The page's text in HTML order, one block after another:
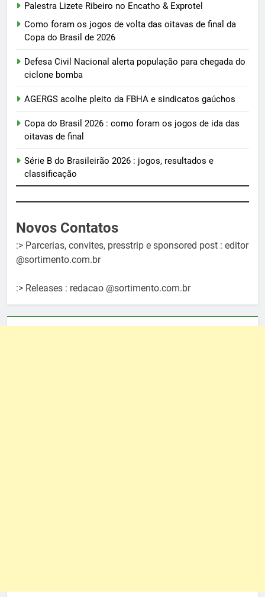
Palestra Lizete Ribeiro no Encatho & Exprotel
Como foram os jogos de volta das oitavas de final da
Copa do Brasil de 2026
Defesa Civil Nacional alerta população para chegada do
ciclone bomba
AGERGS acolhe pleito da FBHA e sindicatos gaúchos
Copa do Brasil 2026 : como foram os jogos de ida das
oitavas de final
Série B do Brasileirão 2026 : jogos, resultados e
classificação
Novos Contatos
:> Parcerias, convites, presstrip e sponsored post : editor
@sortimento.com.br
:> Releases : redacao @sortimento.com.br